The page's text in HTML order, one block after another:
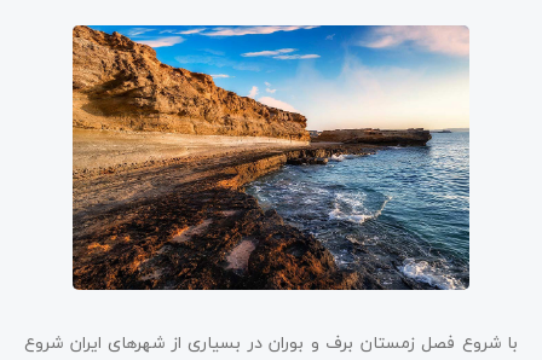
با شروع فصل زمستان برف و بوران در بسیاری از شهرهای ایران شروع